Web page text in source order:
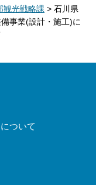
観光戦略課 > 石川県
事業(設計・施工)に
ついて